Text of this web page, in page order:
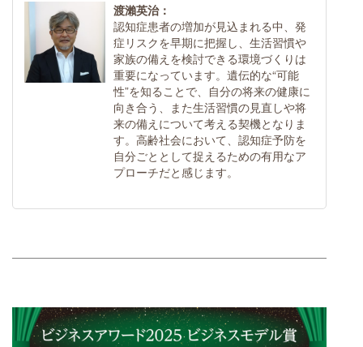
渡瀨英治：
認知症患者の増加が見込まれる中、発
症リスクを早期に把握し、生活習慣や
家族の備えを検討できる環境づくりは
重要になっています。遺伝的な“可能
性”を知ることで、自分の将来の健康に
向き合う、また生活習慣の見直しや将
来の備えについて考える契機となりま
す。高齢社会において、認知症予防を
自分ごととして捉えるための有用なア
プローチだと感じます。